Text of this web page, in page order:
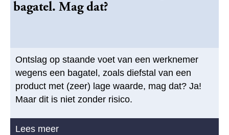
bagatel. Mag dat?
Ontslag op staande voet van een werknemer
wegens een bagatel, zoals diefstal van een
product met (zeer) lage waarde, mag dat? Ja!
Maar dit is niet zonder risico.
Lees meer